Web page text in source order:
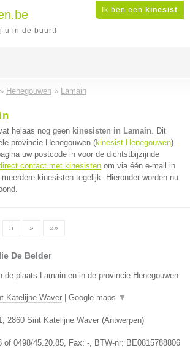
Ik ben een kinesist
u in de buurt!
» Henegouwen » Lamain
helaas nog geen kinesisten in Lamain. Dit
provincie Henegouwen (kinesist Henegouwen).
uw postcode in voor de dichtstbijzijnde
contact met kinesisten om via één e-mail in
kinesisten tegelijk. Hieronder worden nu
5 » »»
De Belder
de plaats Lamain en in de provincie Henegouwen.
Katelijne Waver Google maps ▼
, 2860 Sint Katelijne Waver (Antwerpen)
of 0498/45.20.85, Fax: -, BTW-nr: BE0815788806